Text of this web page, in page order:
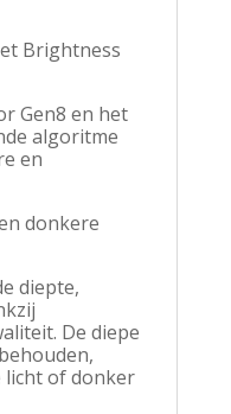
Brightness
Gen8 en het
algoritme
en
donkere
diepte,
De diepe
of donker